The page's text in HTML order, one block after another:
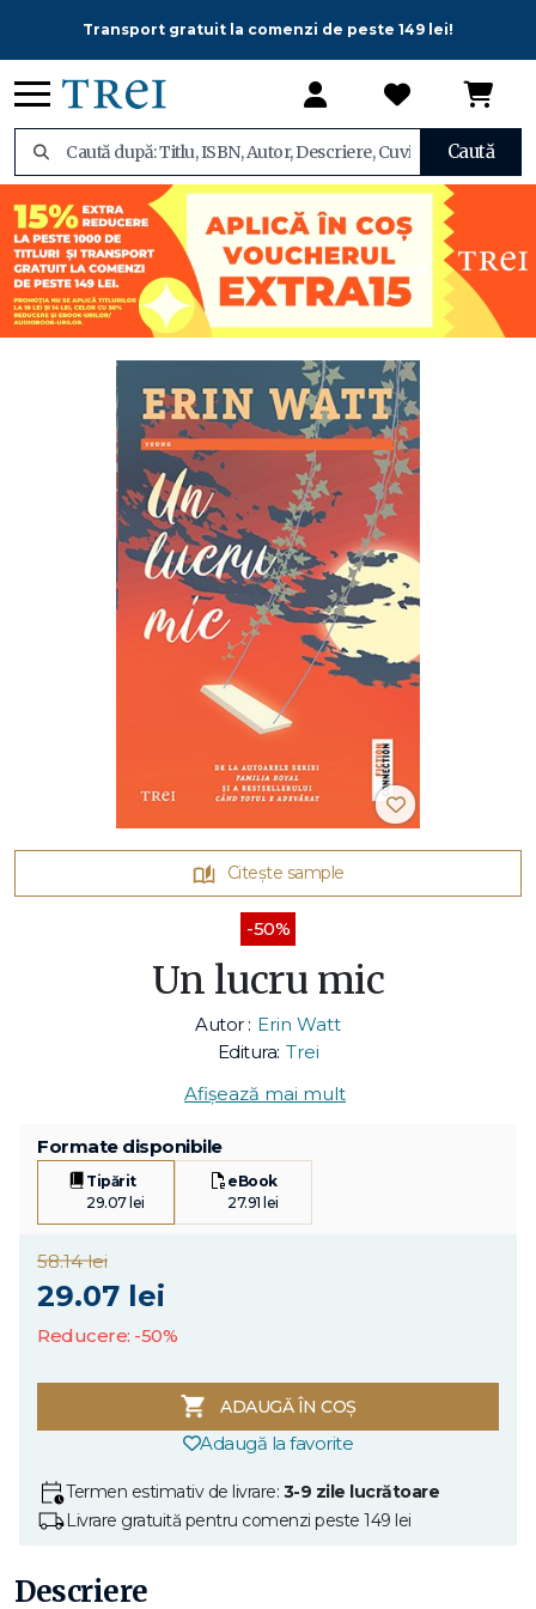
Transport gratuit la comenzi de peste 149 lei!
Caută
Citește sample
-50%
Un lucru mic
Autor : Erin Watt
Editura: Trei
Afișează mai mult
Formate disponibile
Tipărit
29.07 lei
eBook
27.91 lei
58.14 lei
29.07 lei
Reducere: -50%
ADAUGĂ ÎN COȘ
Adaugă la favorite
Termen estimativ de livrare: 3-9 zile lucrătoare
Livrare gratuită pentru comenzi peste 149 lei
Descriere